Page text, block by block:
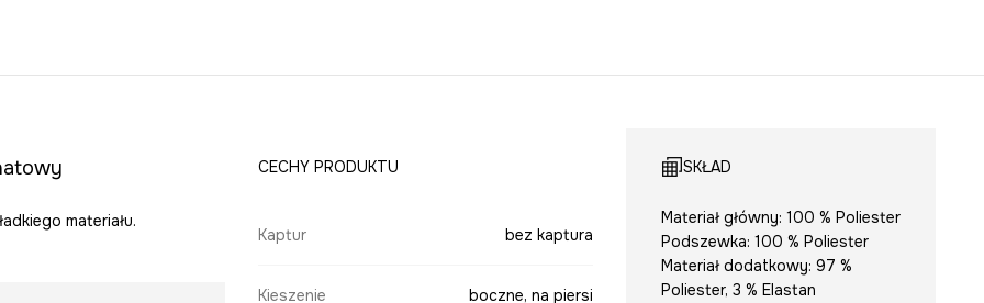
materiału.
CECHY PRODUKTU
Kaptur bez kaptura
Kieszenie boczne, na piersi
SKŁAD
Materiał główny: 100 % Poliester
Podszewka: 100 % Poliester
Materiał dodatkowy: 97 %
Poliester, 3 % Elastan